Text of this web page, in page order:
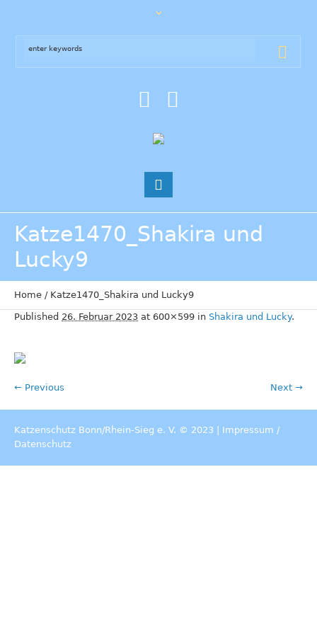
Katze1470_Shakira und
Lucky9
Home / Katze1470_Shakira und Lucky9
Published 26. Februar 2023 at 600×599 in Shakira und Lucky.
← Previous Next →
Katzenschutz Bonn/Rhein-Sieg e. V. © 2023 | Impressum /
Datenschutz